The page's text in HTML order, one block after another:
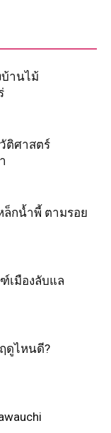
านไม้
ติศาสตร์
กน้ำพี้ ตามรอย
เมืองลับแล
ดูไหนดี?